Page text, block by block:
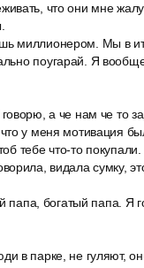
что они мне
миллионером. Мы в
поугарай. Я
а че нам че то
у меня мотивация
тебе что-то покупали.
видала сумку,
папа, богатый папа. Я
в парке, не гуляют,